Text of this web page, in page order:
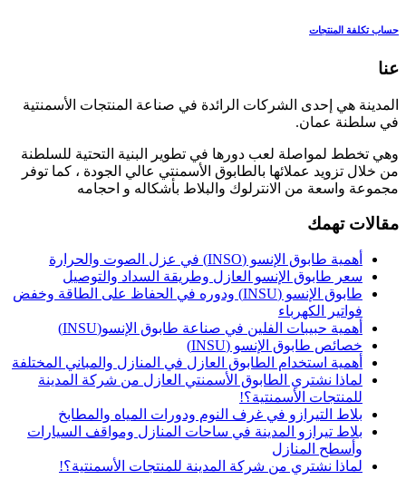
حساب تكلفة المنتجات
عنا
المدينة هي إحدى الشركات الرائدة في صناعة المنتجات الأسمنتية
في سلطنة عمان.
وهي تخطط لمواصلة لعب دورها في تطوير البنية التحتية للسلطنة
من خلال تزويد عملائها بالطابوق الأسمنتي عالي الجودة ، كما توفر
مجموعة واسعة من الانترلوك والبلاط بأشكاله و احجامه
مقالات تهمك
أهمية طابوق الإنسو (INSO) في عزل الصوت والحرارة
سعر طابوق الإنسو العازل وطريقة السداد والتوصيل
طابوق الإنسو (INSU) ودوره في الحفاظ على الطاقة وخفض
فواتير الكهرباء
أهمية حبيبات الفلين في صناعة طابوق الإنسو(INSU)
خصائص طابوق الإنسو (INSU)
أهمية استخدام الطابوق العازل في المنازل والمباني المختلفة
لماذا نشتري الطابوق الأسمنتي العازل من شركة المدينة
للمنتجات الأسمنتية؟!
بلاط التيرازو في غرف النوم ودورات المياه والمطابخ
بلاط تيرازو المدينة في ساحات المنازل ومواقف السيارات
وأسطح المنازل
لماذا نشتري من شركة المدينة للمنتجات الأسمنتية؟!